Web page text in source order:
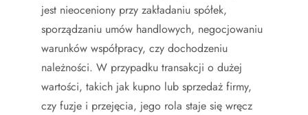
jest nieoceniony przy zakładaniu spółek,
sporządzaniu umów handlowych, negocjowaniu
warunków współpracy, czy dochodzeniu
należności. W przypadku transakcji o dużej
wartości, takich jak kupno lub sprzedaż firmy,
czy fuzje i przejęcia, jego rola staje się wręcz